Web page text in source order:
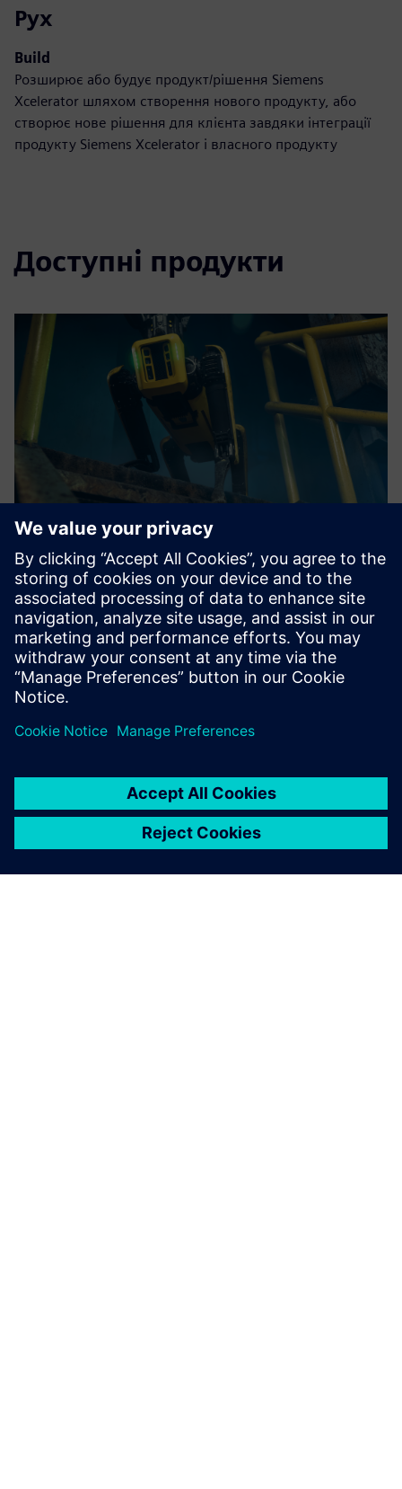
Рух
Build
Розширює або будує продукт/рішення Siemens
Xcelerator шляхом створення нового продукту, або
створює нове рішення для клієнта завдяки інтеграції
продукту Siemens Xcelerator і власного продукту
Доступні продукти
Roboverse Reply Robotics Platform
Новаторська, незалежна від постачальника
робототехнічна платформа для безперебійного
управління та координації кількох роботів.
Докладніше